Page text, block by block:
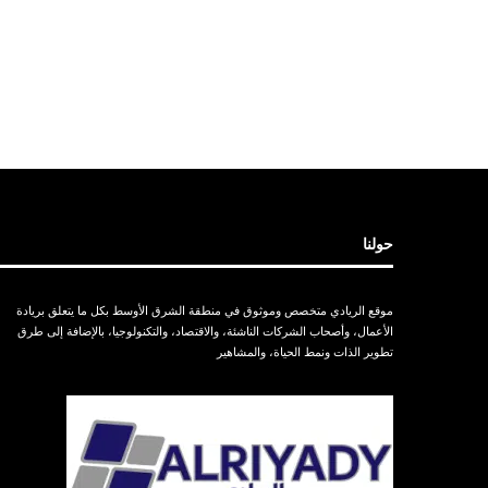
حولنا
موقع الريادي متخصص وموثوق في منطقة الشرق الأوسط بكل ما يتعلق بريادة
الأعمال، وأصحاب الشركات الناشئة، والاقتصاد، والتكنولوجيا، بالإضافة إلى طرق
تطوير الذات ونمط الحياة، والمشاهير